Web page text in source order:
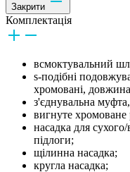
Закрити
Комплектація
всмоктувальний
s-подібні
хромовані,
з'єднувальна
вигнуте хромоване
насадка для
підлоги;
щілинна насадка;
кругла насадка;